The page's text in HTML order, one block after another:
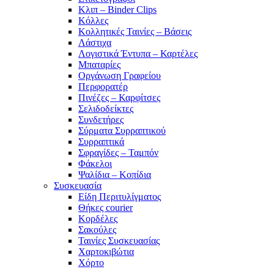
Κλιπ – Binder Clips
Κόλλες
Κολλητικές Ταινίες – Βάσεις
Λάστιχα
Λογιστικά Έντυπα – Καρτέλες
Μπαταρίες
Οργάνωση Γραφείου
Περφορατέρ
Πινέζες – Καρφίτσες
Σελιδοδείκτες
Συνδετήρες
Σύρματα Συρραπτικού
Συρραπτικά
Σφραγίδες – Ταμπόν
Φάκελοι
Ψαλίδια – Κοπίδια
Συσκευασία
Είδη Περιτυλίγματος
Θήκες courier
Κορδέλες
Σακούλες
Ταινίες Συσκευασίας
Χαρτοκιβώτια
Χόρτο